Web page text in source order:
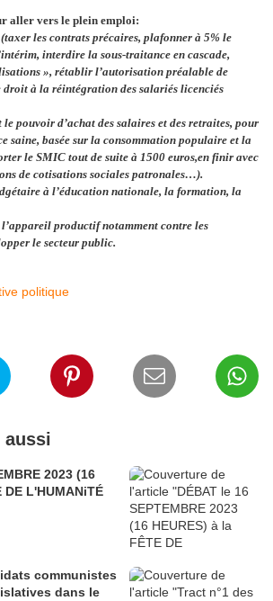
aller vers le plein emploi:
(taxer les contrats précaires, plafonner à 5% le
interdire la sous-traitance en cascade,
», rétablir l’autorisation préalable de
à la réintégration des salariés licenciés
pouvoir d’achat des salaires et des retraites, pour
saine, basée sur la consommation populaire et la
le SMIC tout de suite à 1500 euros,en finir avec
de cotisations sociales patronales…).
à l’éducation nationale, la formation, la
productif notamment contre les
le secteur public.
politique
aussi
2023 (16
DE L'HUMANiTÉ
communistes
dans le